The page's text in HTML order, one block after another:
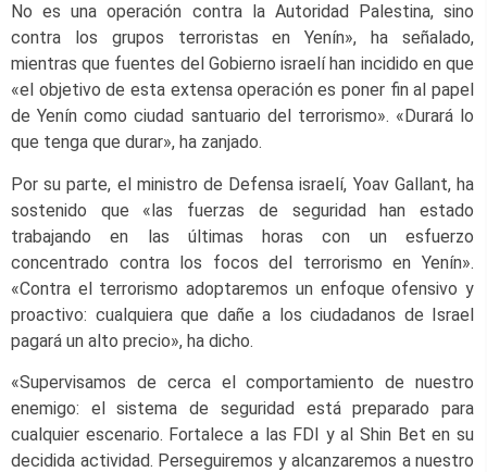
No es una operación contra la Autoridad Palestina, sino
contra los grupos terroristas en Yenín», ha señalado,
mientras que fuentes del Gobierno israelí han incidido en que
«el objetivo de esta extensa operación es poner fin al papel
de Yenín como ciudad santuario del terrorismo». «Durará lo
que tenga que durar», ha zanjado.
Por su parte, el ministro de Defensa israelí, Yoav Gallant, ha
sostenido que «las fuerzas de seguridad han estado
trabajando en las últimas horas con un esfuerzo
concentrado contra los focos del terrorismo en Yenín».
«Contra el terrorismo adoptaremos un enfoque ofensivo y
proactivo: cualquiera que dañe a los ciudadanos de Israel
pagará un alto precio», ha dicho.
«Supervisamos de cerca el comportamiento de nuestro
enemigo: el sistema de seguridad está preparado para
cualquier escenario. Fortalece a las FDI y al Shin Bet en su
decidida actividad. Perseguiremos y alcanzaremos a nuestro